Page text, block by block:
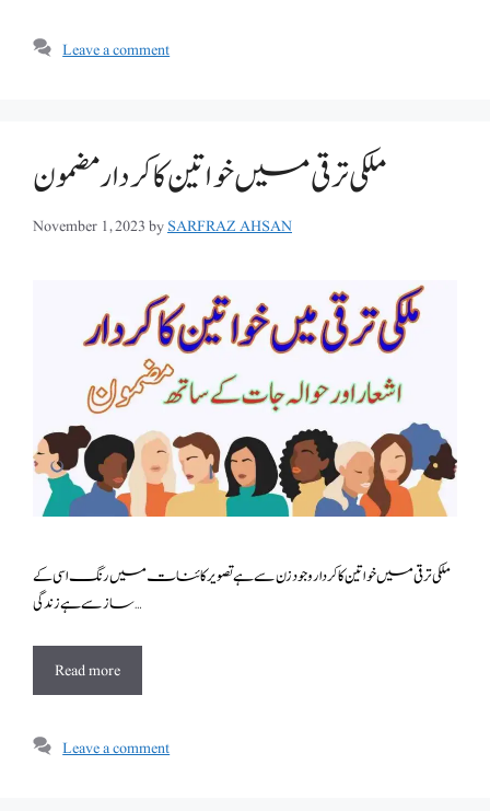
Leave a comment
ملکی ترقی میں خواتین کا کردار مضمون
November 1, 2023bySARFRAZ AHSAN
ملکی ترقی میں خواتین کا کردار وجود زن سے ہے تصویر کائنات میں رنگ اسی کے
ساز سے ہے زندگی …
Read more
Leave a comment